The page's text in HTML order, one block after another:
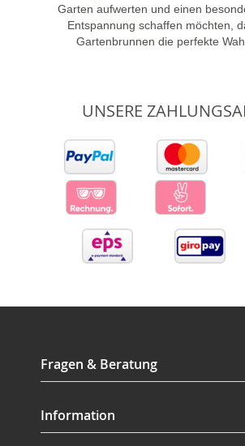
Garten aufwerten und einen
Entspannung schaffen möchten,
Gartenbrunnen die perfekte
UNSERE
Fragen & Beratung
Information